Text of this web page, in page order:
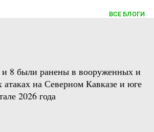
ВСЕ БЛОГИ
и 8 были ранены в вооруженных и
атаках на Северном Кавказе и юге
2026 года